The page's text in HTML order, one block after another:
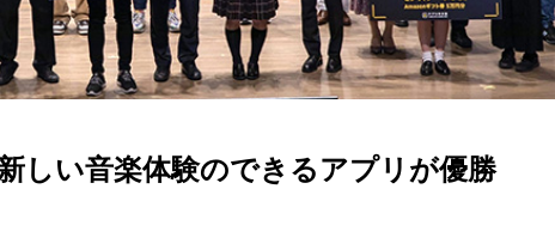
しい音楽体験のできるアプリが優勝